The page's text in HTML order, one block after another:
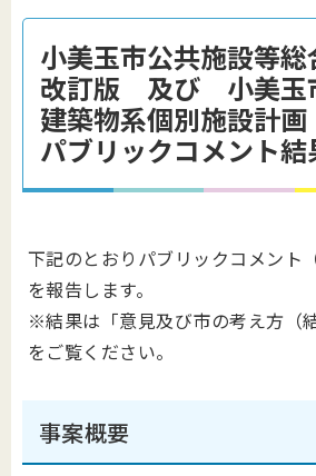
小美玉市公共施設等
改訂版 及び 小美玉
建築物系個別施設計画
パブリックコメント結
下記のとおりパブリックコメント
を報告します。
※結果は「意見及び市の考え方（
をご覧ください。
事案概要